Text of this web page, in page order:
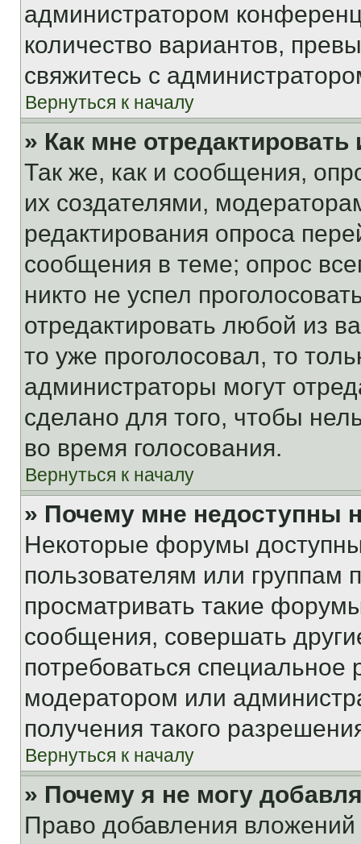
администратором
количество вариантов,
свяжитесь с
Вернуться к началу
» Как мне
Так же, как и сообщения,
их создателями,
редактирования опроса
сообщения в теме; опрос
никто не успел
отредактировать любой из
то уже проголосовал, то
администраторы могут
сделано для того, чтобы
во время голосования.
Вернуться к началу
» Почему мне недоступны
Некоторые форумы
пользователям или группам
просматривать такие
сообщения, совершать
потребоваться
модератором или
получения такого
Вернуться к началу
» Почему я не могу
Право добавления